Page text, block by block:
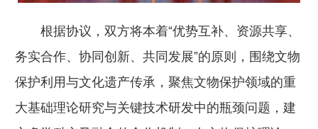
根据协议，双方将本着“优势互补、资源共享、
务实合作、协同创新、共同发展”的原则，围绕文物
保护利用与文化遗产传承，聚焦文物保护领域的重
大基础理论研究与关键技术研发中的瓶颈问题，建